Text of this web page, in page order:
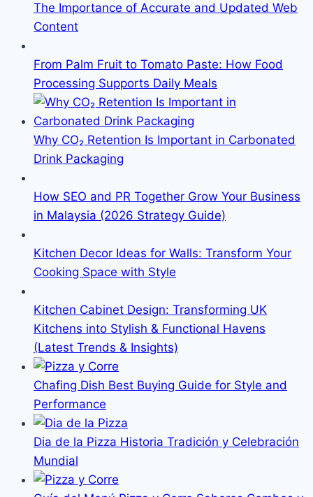
The Importance of Accurate and Updated Web
Content
From Palm Fruit to Tomato Paste: How Food
Processing Supports Daily Meals
Why CO₂ Retention Is Important in Carbonated
Drink Packaging
How SEO and PR Together Grow Your Business
in Malaysia (2026 Strategy Guide)
Kitchen Decor Ideas for Walls: Transform Your
Cooking Space with Style
Kitchen Cabinet Design: Transforming UK
Kitchens into Stylish & Functional Havens
(Latest Trends & Insights)
Chafing Dish Best Buying Guide for Style and
Performance
Dia de la Pizza Historia Tradición y Celebración
Mundial